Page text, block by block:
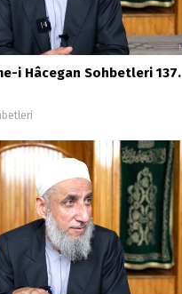
i Hâcegan Sohbetleri 137.